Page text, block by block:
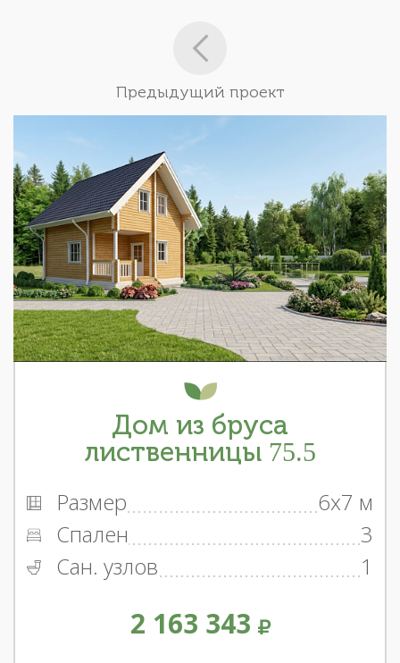
Предыдущий проект
Дом из бруса
лиственницы 75.5
Размер
6x7 м
Спален
3
Сан. узлов
1
2 163 343